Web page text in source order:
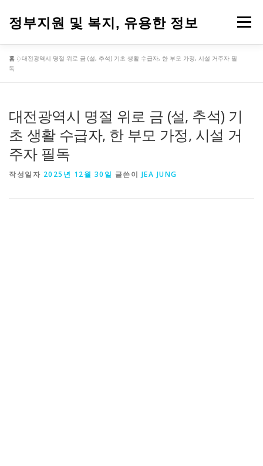
정부지원 및 복지, 유용한 정보 메뉴
홈 »대전광역시 명절 위로 금 (설, 추석) 기초 생활 수급자, 한 부모 가정, 시설 거주자 필
독
대전광역시 명절 위로 금 (설, 추석) 기
초 생활 수급자, 한 부모 가정, 시설 거
주자 필독
작성일자 2025년 12월 30일 글쓴이 JEA JUNG